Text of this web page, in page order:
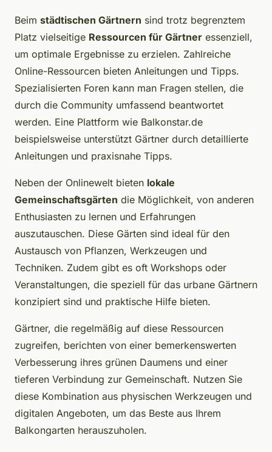
Beim städtischen Gärtnern sind trotz begrenztem
Platz vielseitige Ressourcen für Gärtner essenziell,
um optimale Ergebnisse zu erzielen. Zahlreiche
Online-Ressourcen bieten Anleitungen und Tipps.
Spezialisierten Foren kann man Fragen stellen, die
durch die Community umfassend beantwortet
werden. Eine Plattform wie Balkonstar.de
beispielsweise unterstützt Gärtner durch detaillierte
Anleitungen und praxisnahe Tipps.
Neben der Onlinewelt bieten lokale
Gemeinschaftsgärten die Möglichkeit, von anderen
Enthusiasten zu lernen und Erfahrungen
auszutauschen. Diese Gärten sind ideal für den
Austausch von Pflanzen, Werkzeugen und
Techniken. Zudem gibt es oft Workshops oder
Veranstaltungen, die speziell für das urbane Gärtnern
konzipiert sind und praktische Hilfe bieten.
Gärtner, die regelmäßig auf diese Ressourcen
zugreifen, berichten von einer bemerkenswerten
Verbesserung ihres grünen Daumens und einer
tieferen Verbindung zur Gemeinschaft. Nutzen Sie
diese Kombination aus physischen Werkzeugen und
digitalen Angeboten, um das Beste aus Ihrem
Balkongarten herauszuholen.